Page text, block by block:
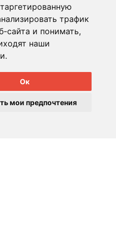
трафик
сайта и понимать,
наши
Ок
мои предпочтения
ответственностью
г. Минск, пр-т Газеты